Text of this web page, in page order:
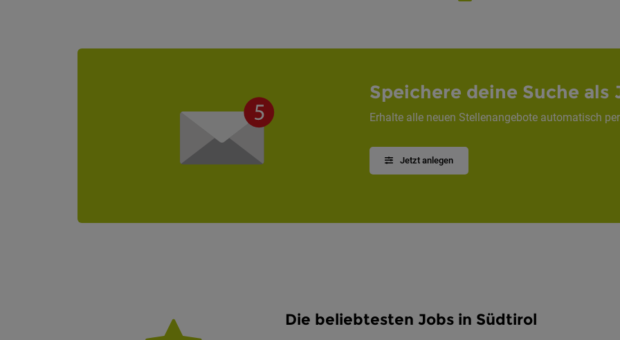
Speichere deine Suche als
Erhalte alle neuen Stellenangebote automatisch
Jetzt anlegen
Die beliebtesten Jobs in Südtirol